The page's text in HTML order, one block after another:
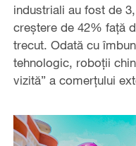
industriali au fost de
creștere de 42% față
trecut. Odată cu
tehnologic, roboții
vizită” a comerțului